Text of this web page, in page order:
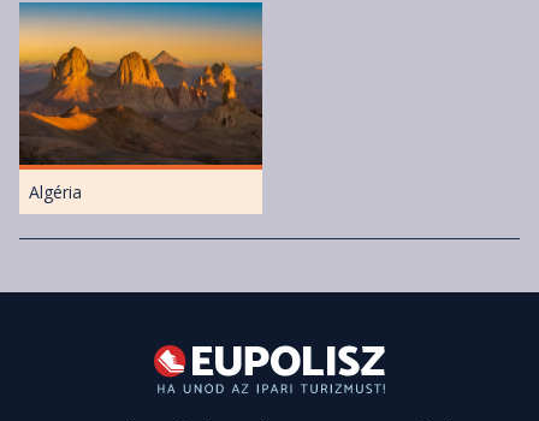
Algéria